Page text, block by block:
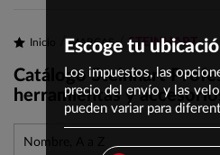
Inicio MARCAS STEINHART
Catálogo Steinhart
herramientas y
Nombre, A a Z
Escoge tu
Los impuestos, las
precio del envío y las
pueden variar para